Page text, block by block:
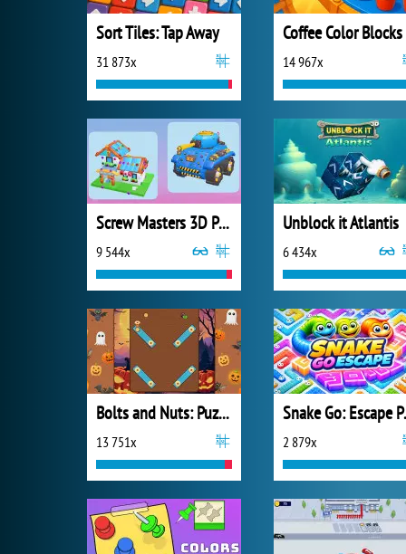
Sort Tiles: Tap Away
31 873x
Coffee Color Blocks
14 967x
Screw Masters 3D Puzzle
9 544x
Unblock it Atlantis
6 434x
Bolts and Nuts: Puzzle
13 751x 2 879x